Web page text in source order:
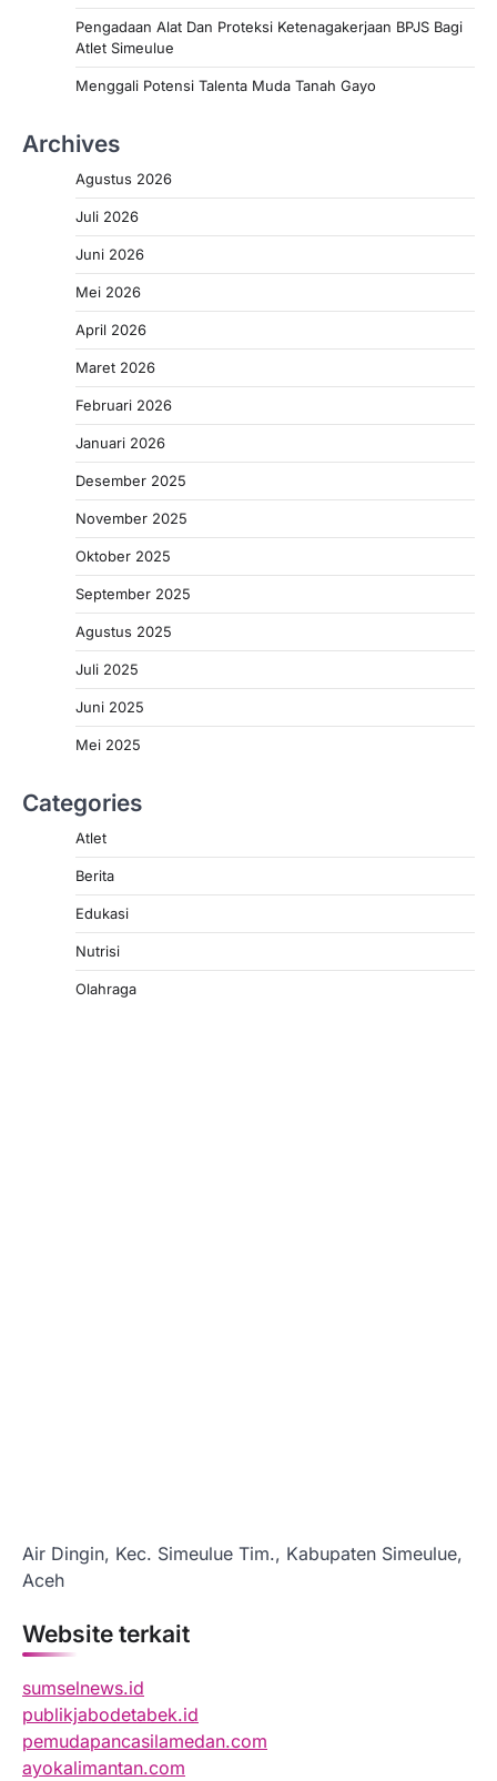
Pengadaan Alat Dan Proteksi Ketenagakerjaan BPJS Bagi
Atlet Simeulue
Menggali Potensi Talenta Muda Tanah Gayo
Archives
Agustus 2026
Juli 2026
Juni 2026
Mei 2026
April 2026
Maret 2026
Februari 2026
Januari 2026
Desember 2025
November 2025
Oktober 2025
September 2025
Agustus 2025
Juli 2025
Juni 2025
Mei 2025
Categories
Atlet
Berita
Edukasi
Nutrisi
Olahraga
Air Dingin, Kec. Simeulue Tim., Kabupaten Simeulue,
Aceh
Website terkait
sumselnews.id
publikjabodetabek.id
pemudapancasilamedan.com
ayokalimantan.com